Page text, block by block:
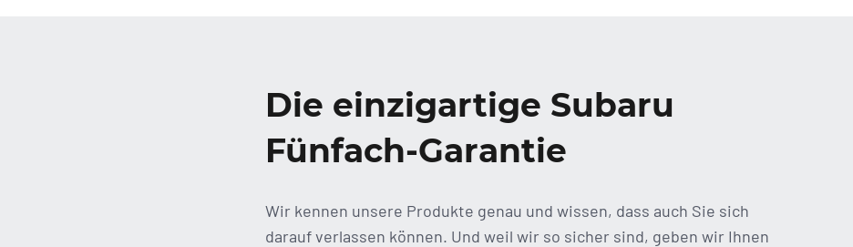
Die einzigartige Subaru
Fünfach-Garantie
Wir kennen unsere Produkte genau und wissen, dass auch Sie sich
darauf verlassen können. Und weil wir so sicher sind, geben wir Ihnen